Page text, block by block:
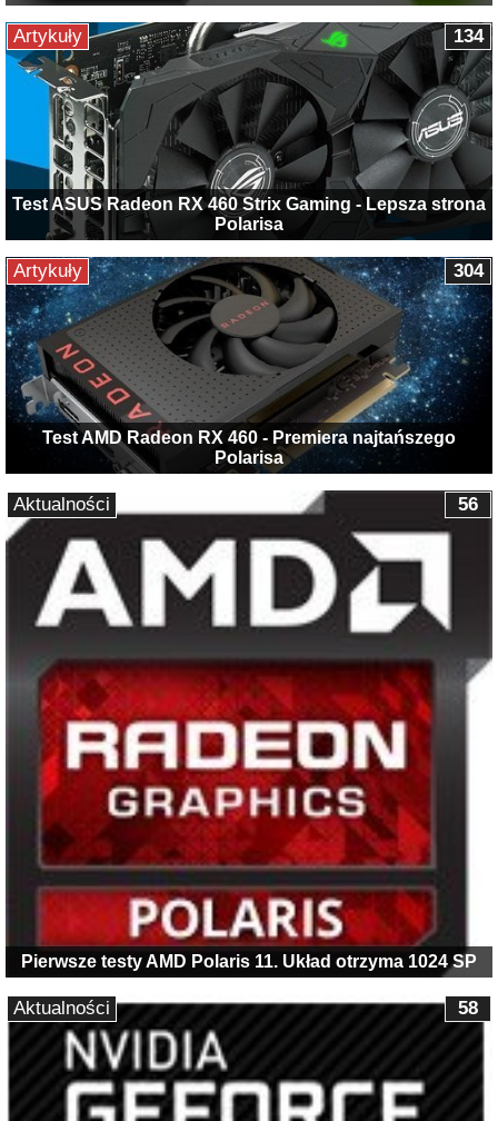
Test ASUS Radeon RX 460 Strix Gaming - Lepsza strona
Polarisa
134
Artykuły
Test AMD Radeon RX 460 - Premiera najtańszego
Polarisa
304
Artykuły
Pierwsze testy AMD Polaris 11. Układ otrzyma 1024 SP
56
Aktualności
58
Aktualności